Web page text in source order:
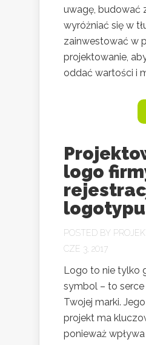
uwagę, budować
wyróżniać się w
zainwestować w
projektowanie,
oddać wartości i
logo
logotypu
POSTED BY
CZE 3, 2017
Logo to nie tylko
symbol – to serce
Twojej marki.
projekt ma
ponieważ